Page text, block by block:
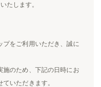
たします。
プをご利用いただき、誠に
施のため、下記の日時にお
いただきます。